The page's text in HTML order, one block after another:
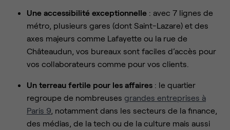
Une accessibilité exceptionnelle : avec 7 lignes de
métro, plusieurs gares (dont Saint-Lazare) et des
axes majeurs comme Lafayette ou la rue de
Châteaudun, vos bureaux sont faciles d’accès pour
vos collaborateurs comme pour vos clients.
Un terreau fertile pour les affaires : le quartier
regroupe de nombreuses grandes entreprises à
Paris 9 , notamment dans les secteurs de la finance,
des médias, de la tech ou de la culture mais aussi